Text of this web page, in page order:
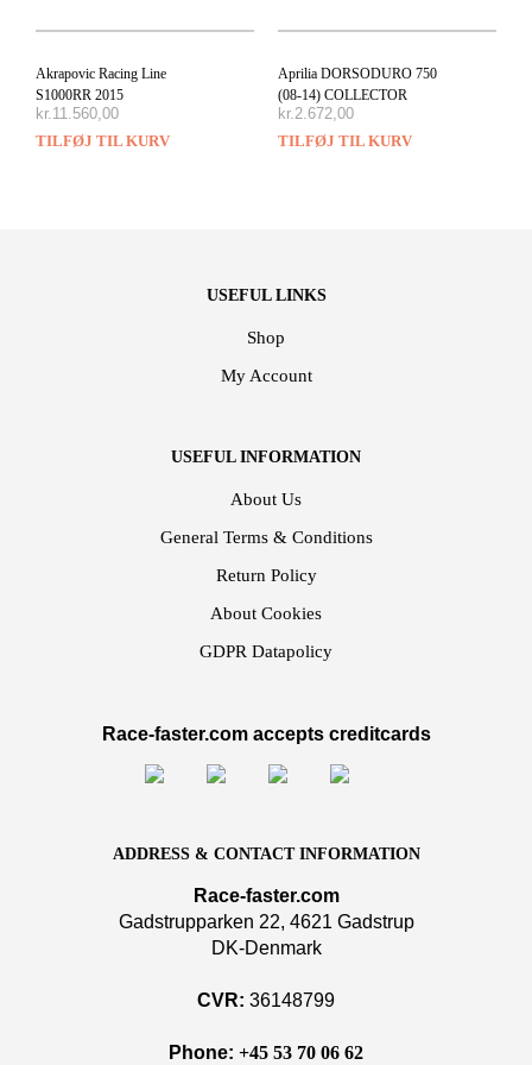
Akrapovic Racing Line
S1000RR 2015
kr.11.560,00
TILFØJ TIL KURV
Aprilia DORSODURO 750
(08-14) COLLECTOR
kr.2.672,00
TILFØJ TIL KURV
USEFUL LINKS
Shop
My Account
USEFUL INFORMATION
About Us
General Terms & Conditions
Return Policy
About Cookies
GDPR Datapolicy
Race-faster.com accepts creditcards
ADDRESS & CONTACT INFORMATION
Race-faster.com
Gadstrupparken 22, 4621 Gadstrup
DK-Denmark
CVR: 36148799
Phone: +45 53 70 06 62